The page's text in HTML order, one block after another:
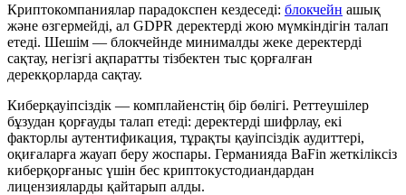
Криптокомпаниялар парадокспен кездеседі: блокчейн ашық
және өзгермейді, ал GDPR деректерді жою мүмкіндігін талап
етеді. Шешім — блокчейнде минималды жеке деректерді
сақтау, негізгі ақпаратты тізбектен тыс қорғалған
дерекқорларда сақтау.
Киберқауіпсіздік — комплайенстің бір бөлігі. Реттеушілер
бұзудан қорғауды талап етеді: деректерді шифрлау, екі
факторлы аутентификация, тұрақты қауіпсіздік аудиттері,
оқиғаларға жауап беру жоспары. Германияда BaFin жеткіліксіз
киберқорғаныс үшін бес криптокустодиандардан
лицензияларды қайтарып алды.